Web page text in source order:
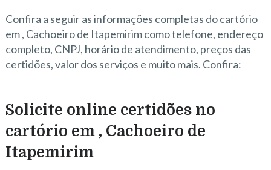
Confira a seguir as informações completas do cartório
em , Cachoeiro de Itapemirim como telefone, endereço
completo, CNPJ, horário de atendimento, preços das
certidões, valor dos serviços e muito mais. Confira:
Solicite online certidões no
cartório em , Cachoeiro de
Itapemirim